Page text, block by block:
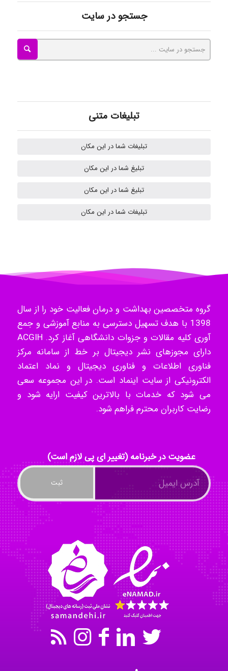
Nazaninkarkon
akhtar shahsavandi
kimiya zirakpoor
Nazaninkarkon
Omid
Mehrab
جستجو در سایت
تبلیغات متنی
تبلیغات شما در این مکان
تبلیغ شما در این مکان
تبلیغ شما در این مکان
تبلیغات شما در این مکان
گروه متخصصین بهداشت و درمان فعالیت خود را از سال
1398 با هدف تسهیل دسترسی به منابع آموزشی و جمع
آوری کلیه مقالات و جزوات دانشگاهی آغاز کرد. ACGIH
دارای مجوزهای نشر دیجیتال بر خط از سامانه مرکز
فناوری اطلاعات و فناوری دیجیتال و نماد اعتماد
الکترونیکی از سایت اینماد است. در این مجموعه سعی
می شود که خدمات با بالاترین کیفیت ارایه شود و
رضایت کاربران محترم فراهم شود.
عضویت در خبرنامه (تغییر ای پی لازم است)